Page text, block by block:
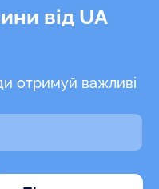
від UA
отримуй важливі